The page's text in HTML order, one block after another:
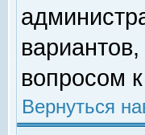
вопросом
Вернуться